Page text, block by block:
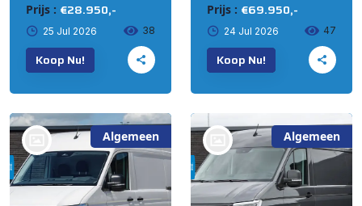
Prijs : €28.950,-
25 Jul 2026 38
Koop Nu!
Prijs : €69.950,-
24 Jul 2026 47
Koop Nu!
Algemeen
bij @Russcher Auto's
Algemeen
bij @Russcher Auto's